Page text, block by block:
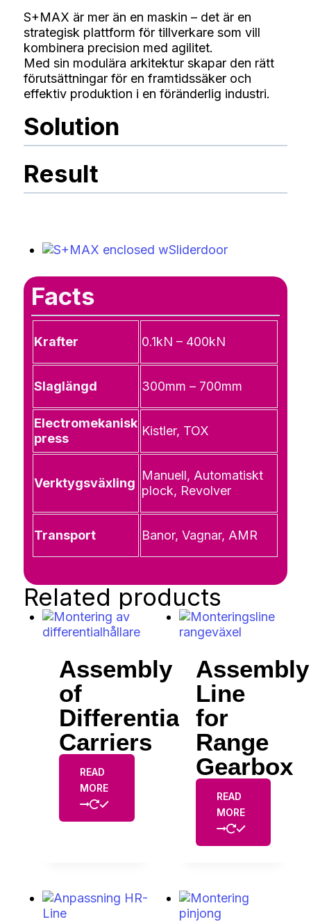
S+MAX är mer än en maskin – det är en
strategisk plattform för tillverkare som vill
kombinera precision med agilitet.
Med sin modulära arkitektur skapar den rätt
förutsättningar för en framtidssäker och
effektiv produktion i en föränderlig industri.
Solution
Result
Facts
Krafter 0.1kN – 400kN
Slaglängd 300mm – 700mm
Electromekanisk
press
Kistler, TOX
Verktygsväxling
Manuell, Automatiskt
plock, Revolver
Transport Banor, Vagnar, AMR
Related products
Assembly
of
Differential
Carriers
READ
MORE
Assembly
Line
for
Range
Gearbox
READ
MORE